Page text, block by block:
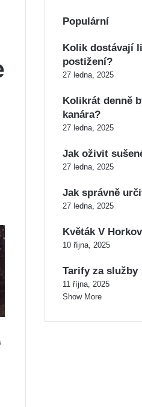
Populární
Kolik dostávají
postižení?
27 ledna, 2025
Kolikrát denně
kanára?
27 ledna, 2025
Jak oživit
27 ledna, 2025
Jak správně
27 ledna, 2025
Květák V
10 října, 2025
Tarify za služby
11 října, 2025
Show More